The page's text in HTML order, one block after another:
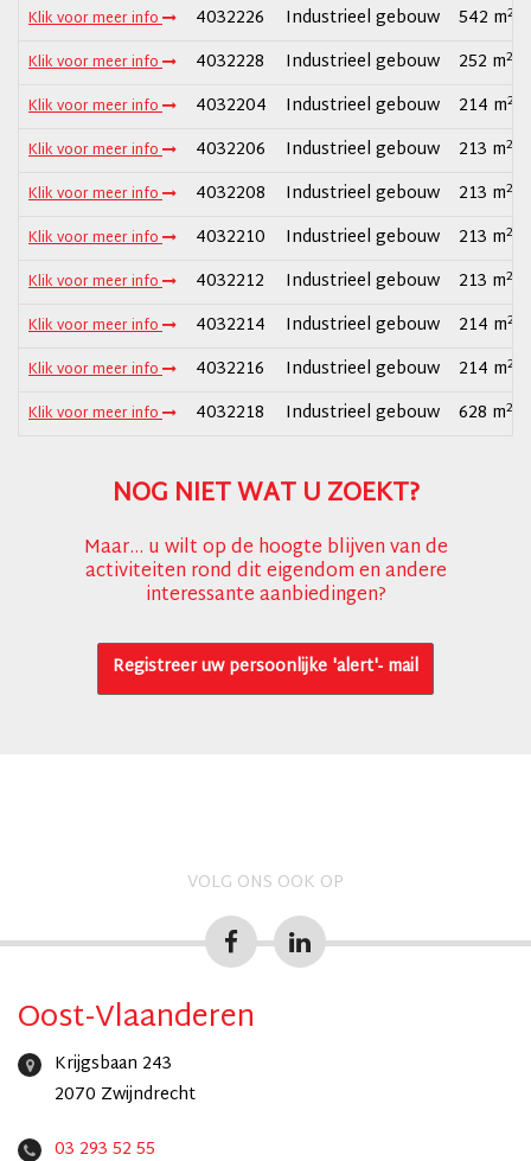
Klik voor meer info 4032226 Industrieel gebouw 542 m2
Klik voor meer info 4032228 Industrieel gebouw 252 m2
Klik voor meer info 4032204 Industrieel gebouw 214 m2
Klik voor meer info 4032206 Industrieel gebouw 213 m2
Klik voor meer info 4032208 Industrieel gebouw 213 m2
Klik voor meer info 4032210 Industrieel gebouw 213 m2
Klik voor meer info 4032212 Industrieel gebouw 213 m2
Klik voor meer info 4032214 Industrieel gebouw 214 m2
Klik voor meer info 4032216 Industrieel gebouw 214 m2
Klik voor meer info 4032218 Industrieel gebouw 628 m2
NOG NIET WAT U ZOEKT?
Maar... u wilt op de hoogte blijven van de
activiteiten rond dit eigendom en andere
interessante aanbiedingen?
Registreer uw persoonlijke 'alert'- mail
VOLG ONS OOK OP
Oost-Vlaanderen
Krijgsbaan 243
2070 Zwijndrecht
03 293 52 55